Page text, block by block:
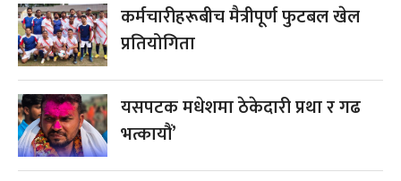
कर्मचारीहरूबीच मैत्रीपूर्ण फुटबल खेल
प्रतियोगिता
यसपटक मधेशमा ठेकेदारी प्रथा र गढ
भत्कायौं’